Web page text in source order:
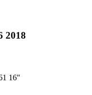
2018
16"